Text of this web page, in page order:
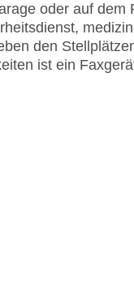
oder auf dem
den
ist ein